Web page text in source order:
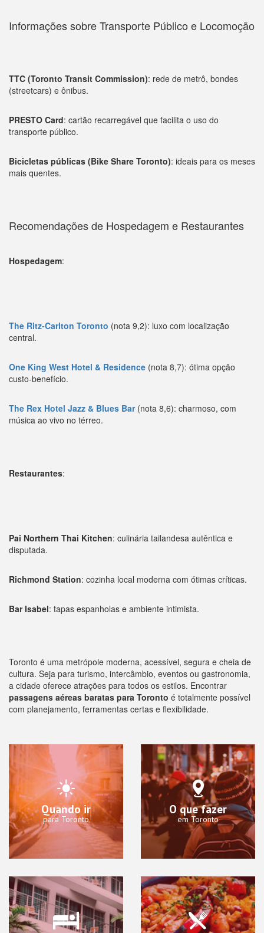
Informações sobre Transporte Público e Locomoção
TTC (Toronto Transit Commission): rede de metrô, bondes
(streetcars) e ônibus.
PRESTO Card: cartão recarregável que facilita o uso do
transporte público.
Bicicletas públicas (Bike Share Toronto): ideais para os meses
mais quentes.
Recomendações de Hospedagem e Restaurantes
Hospedagem:
The Ritz-Carlton Toronto (nota 9,2): luxo com localização
central.
One King West Hotel & Residence (nota 8,7): ótima opção
custo-benefício.
The Rex Hotel Jazz & Blues Bar(nota 8,6): charmoso, com
música ao vivo no térreo.
Restaurantes:
Pai Northern Thai Kitchen: culinária tailandesa autêntica e
disputada.
Richmond Station: cozinha local moderna com ótimas críticas.
Bar Isabel: tapas espanholas e ambiente intimista.
Toronto é uma metrópole moderna, acessível, segura e cheia de
cultura. Seja para turismo, intercâmbio, eventos ou gastronomia,
a cidade oferece atrações para todos os estilos. Encontrar
passagens aéreas baratas para Toronto é totalmente possível
com planejamento, ferramentas certas e flexibilidade.
Quando ir
para Toronto
O que fazer
em Toronto